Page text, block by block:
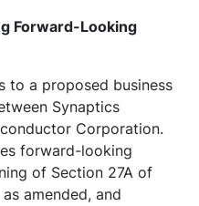
Forward-Looking
to a proposed business
Synaptics
Corporation.
forward-looking
of Section 27A of
amended, and